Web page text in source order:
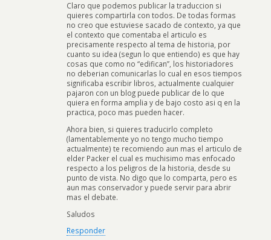
Claro que podemos publicar la traduccion si
quieres compartirla con todos. De todas formas
no creo que estuviese sacado de contexto, ya que
el contexto que comentaba el articulo es
precisamente respecto al tema de historia, por
cuanto su idea (segun lo que entiendo) es que hay
cosas que como no “edifican”, los historiadores
no deberian comunicarlas lo cual en esos tiempos
significaba escribir libros, actualmente cualquier
pajaron con un blog puede publicar de lo que
quiera en forma amplia y de bajo costo asi q en la
practica, poco mas pueden hacer.
Ahora bien, si quieres traducirlo completo
(lamentablemente yo no tengo mucho tiempo
actualmente) te recomiendo aun mas el articulo de
elder Packer el cual es muchisimo mas enfocado
respecto a los peligros de la historia, desde su
punto de vista. No digo que lo comparta, pero es
aun mas conservador y puede servir para abrir
mas el debate.
Saludos
Responder